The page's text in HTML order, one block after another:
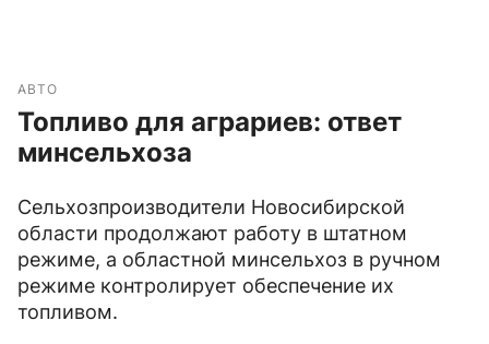
АВТО
Топливо для аграриев: ответ
минсельхоза
Сельхозпроизводители Новосибирской
области продолжают работу в штатном
режиме, а областной минсельхоз в ручном
режиме контролирует обеспечение их
топливом.